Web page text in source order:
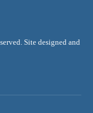
Site designed and